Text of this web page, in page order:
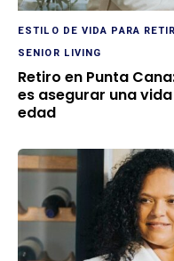
ESTILO DE VIDA PARA
SENIOR LIVING
Retiro en Punta
es asegurar una
edad